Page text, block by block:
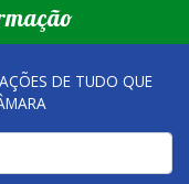
DE TUDO QUE